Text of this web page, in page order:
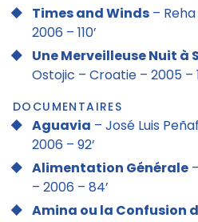
Times and Winds –
2006 – 110’
Une Merveilleuse Nuit à
Ostojic – Croatie – 2005 –
DOCUMENTAIRES
Aguavia – José Luis
2006 – 92’
Alimentation Générale
– 2006 – 84’
Amina ou la Confusion